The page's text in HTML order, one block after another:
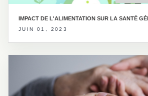
IMPACT DE L'ALIMENTATION SUR LA SANTÉ
JUIN 01, 2023